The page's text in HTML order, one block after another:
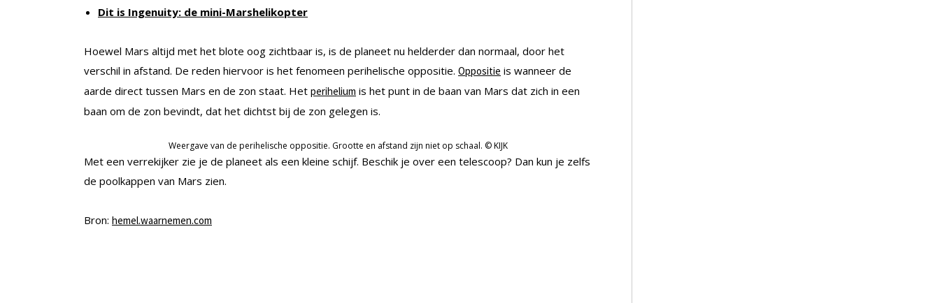
Dit is Ingenuity: de mini-Marshelikopter
Hoewel Mars altijd met het blote oog zichtbaar is, is de planeet nu helderder dan normaal, door het
verschil in afstand. De reden hiervoor is het fenomeen perihelische oppositie. Oppositie is wanneer de
aarde direct tussen Mars en de zon staat. Het perihelium is het punt in de baan van Mars dat zich in een
baan om de zon bevindt, dat het dichtst bij de zon gelegen is.
Weergave van de perihelische oppositie. Grootte en afstand zijn niet op schaal. © KIJK
Met een verrekijker zie je de planeet als een kleine schijf. Beschik je over een telescoop? Dan kun je zelfs
de poolkappen van Mars zien.
Bron: hemel.waarnemen.com